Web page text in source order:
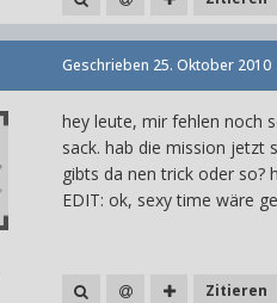
Geschrieben 25. Oktober 2010
hey leute, mir fehlen noch
sack. hab die mission jetzt
gibts da nen trick oder so?
EDIT: ok, sexy time wäre
Zitieren